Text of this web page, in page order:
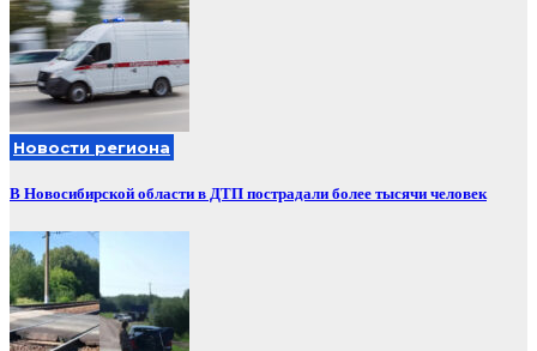
Новости региона
В Новосибирской области в ДТП пострадали более тысячи человек